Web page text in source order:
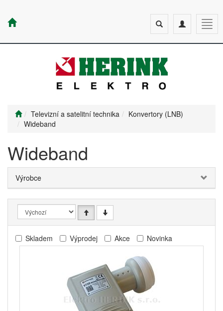
Toggle
navigation
Toggle
search
Televizní a satelitní technika
Konvertory (LNB)
Wideband
Wideband
Výrobce
Skladem Výprodej Akce Novinka